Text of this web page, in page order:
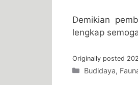
Demikian
lengkap
Originally posted
Categories
Budidaya,